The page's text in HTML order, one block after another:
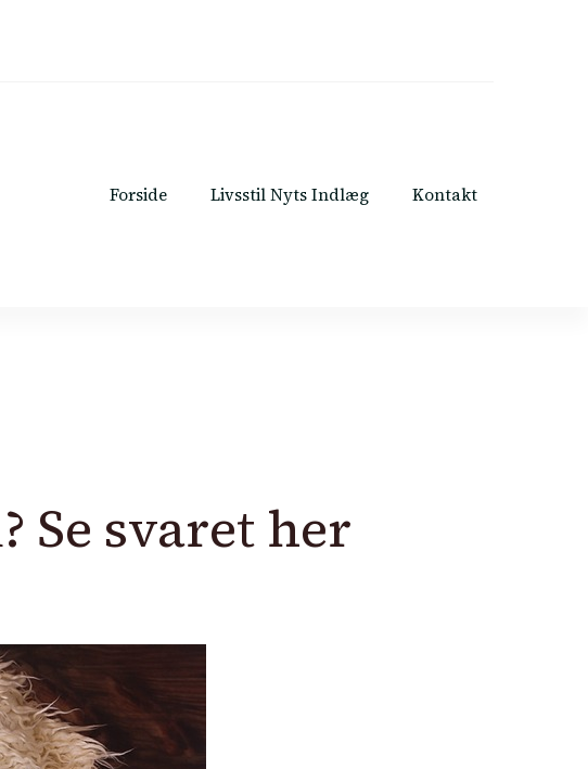
Forside Livsstil Nyts Indlæg Kontakt
Se svaret her